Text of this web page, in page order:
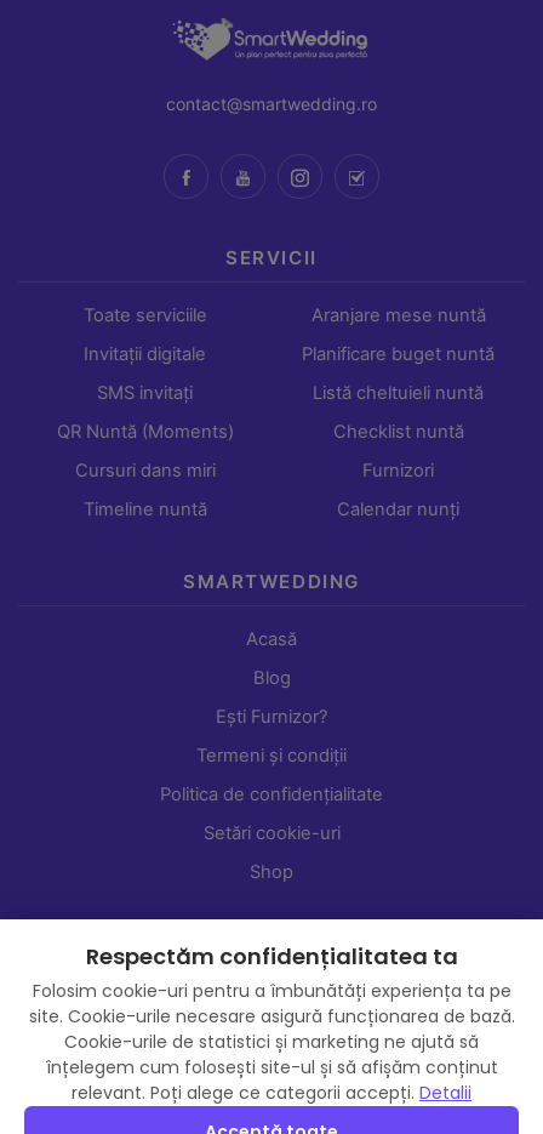
contact@smartwedding.ro
SERVICII
Toate serviciile
Invitații digitale
SMS invitați
QR Nuntă (Moments)
Cursuri dans miri
Timeline nuntă
Aranjare mese nuntă
Planificare buget nuntă
Listă cheltuieli nuntă
Checklist nuntă
Furnizori
Calendar nunți
SMARTWEDDING
Acasă
Blog
Ești Furnizor?
Termeni și condiții
Politica de confidențialitate
Setări cookie-uri
Shop
Respectăm confidențialitatea ta
Folosim cookie-uri pentru a îmbunătăți experiența ta pe
site. Cookie-urile necesare asigură funcționarea de bază.
Cookie-urile de statistici și marketing ne ajută să
înțelegem cum folosești site-ul și să afișăm conținut
relevant. Poți alege ce categorii accepți. Detalii